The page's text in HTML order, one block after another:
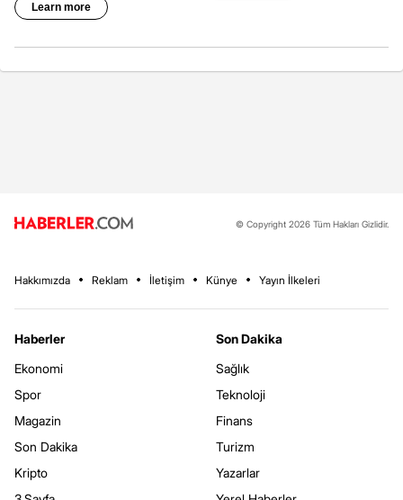
© Copyright 2026 Tüm Hakları Gizlidir.
Hakkımızda Reklam İletişim Künye Yayın İlkeleri
Haberler
Ekonomi
Spor
Magazin
Son Dakika
Kripto
Son Dakika
Sağlık
Teknoloji
Finans
Turizm
Yazarlar